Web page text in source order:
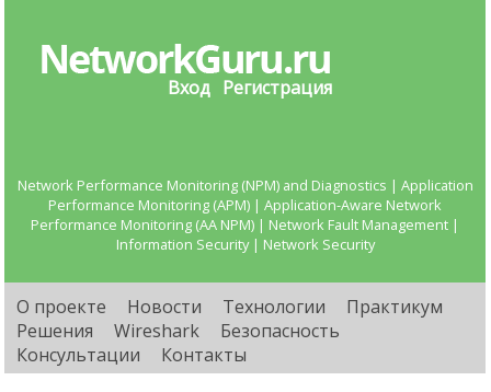
Вход Регистрация
Network Performance Monitoring (NPM) and Diagnostics | Application
Performance Monitoring (APM) | Application-Aware Network
Performance Monitoring (AA NPM) | Network Fault Management |
Information Security | Network Security
О проекте Новости Технологии
Практикум
Решения
Wireshark
Безопасность
Консультации
Контакты